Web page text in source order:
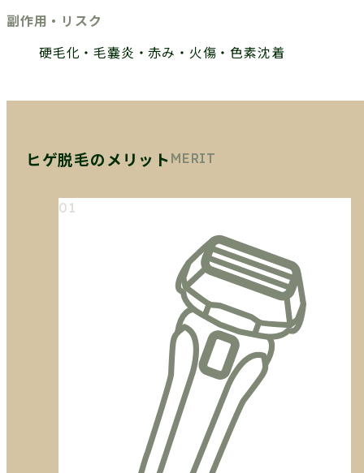
副作用・リスク
硬毛化・毛嚢炎・赤み・火傷・色素沈着
ヒゲ脱毛のメリット MERIT
01